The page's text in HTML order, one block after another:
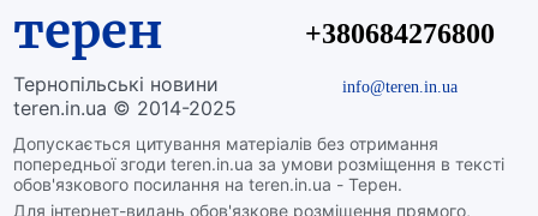
терен
Тернопільські новини
teren.in.ua © 2014-2025
Допускається цитування матеріалів без отримання
попередньої згоди teren.in.ua за умови розміщення в тексті
обов'язкового посилання на teren.in.ua - Терен.
Для інтернет-видань обов'язкове розміщення прямого,
+380684276800
info@teren.in.ua